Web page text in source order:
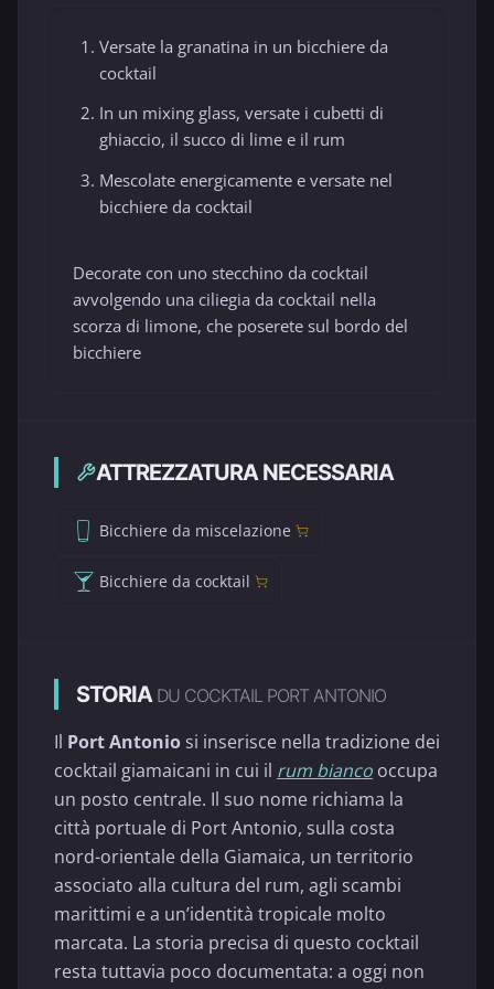
Versate la granatina in un bicchiere da
cocktail
In un mixing glass, versate i cubetti di
ghiaccio, il succo di lime e il rum
Mescolate energicamente e versate nel
bicchiere da cocktail
Decorate con uno stecchino da cocktail
avvolgendo una ciliegia da cocktail nella
scorza di limone, che poserete sul bordo del
bicchiere
ATTREZZATURA NECESSARIA
Bicchiere da miscelazione
Bicchiere da cocktail
STORIA DU COCKTAIL PORT ANTONIO
Il Port Antonio si inserisce nella tradizione dei
cocktail giamaicani in cui il rum bianco occupa
un posto centrale. Il suo nome richiama la
città portuale di Port Antonio, sulla costa
nord-orientale della Giamaica, un territorio
associato alla cultura del rum, agli scambi
marittimi e a un’identità tropicale molto
marcata. La storia precisa di questo cocktail
resta tuttavia poco documentata: a oggi non